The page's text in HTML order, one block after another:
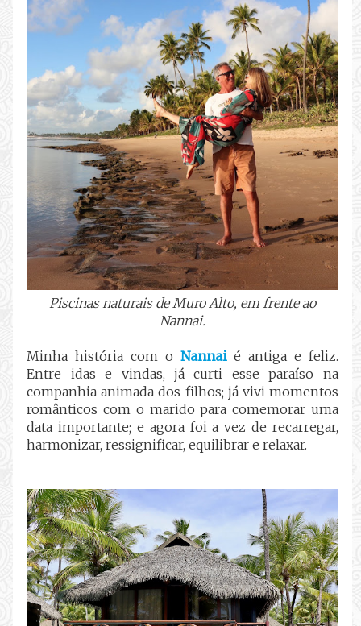
Piscinas naturais de Muro Alto, em frente ao
Nannai.
Minha história com o Nannaié antiga e feliz.
Entre idas e vindas, já curti esse paraíso na
companhia animada dos filhos; já vivi momentos
românticos com o marido para comemorar uma
data importante; e agora foi a vez de recarregar,
harmonizar, ressignificar, equilibrar e relaxar.